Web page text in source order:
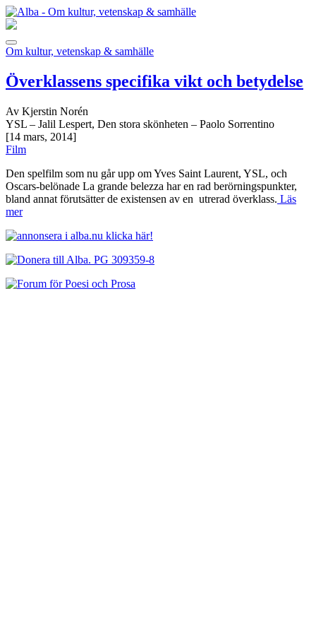
Om kultur, vetenskap & samhälle
Överklassens specifika vikt och betydelse
Av Kjerstin Norén
YSL – Jalil Lespert, Den stora skönheten – Paolo Sorrentino
[14 mars, 2014]
Film
Den spelfilm som nu går upp om Yves Saint Laurent, YSL, och
Oscars-belönade La grande belezza har en rad berörningspunkter,
bland annat förutsätter de existensen av en utrerad överklass. Läs
mer